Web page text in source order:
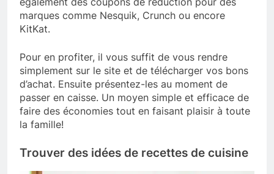
marques comme Nesquik, Crunch ou encore
KitKat.
Pour en profiter, il vous suffit de vous rendre
simplement sur le site et de télécharger vos bons
d’achat. Ensuite présentez-les au moment de
passer en caisse. Un moyen simple et efficace de
faire des économies tout en faisant plaisir à toute
la famille!
Trouver des idées de recettes de cuisine